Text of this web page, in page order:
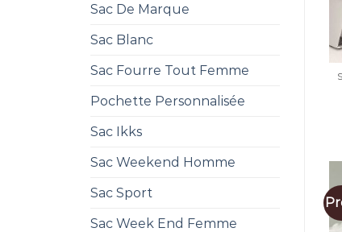
Sac De Marque
Sac Blanc
Sac Fourre Tout Femme
Pochette Personnalisée
Sac Ikks
Sac Weekend Homme
Sac Sport
Sac Week End Femme